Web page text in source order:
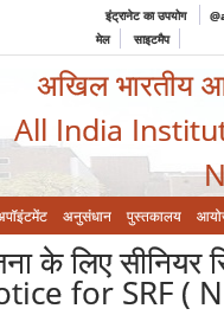
इंट्रानेट का उपयोग
मेल
साइटमैप
अखिल भारतीय
All India
अनुसंधान पुस्तकालय
के लिए
for SRF (